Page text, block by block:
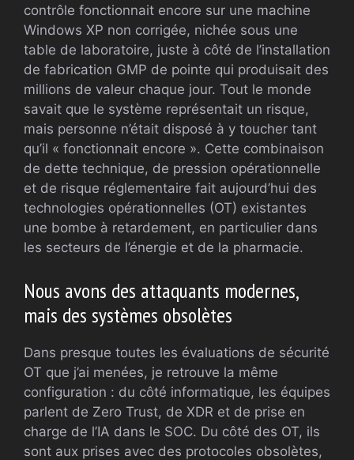
contrôle fonctionnait encore sur une machine
Windows XP non corrigée, nichée sous une
table de laboratoire, juste à côté de l’installation
de fabrication GMP de pointe qui produisait des
millions de valeur chaque jour. Tout le monde
savait que le système représentait un risque,
mais personne n’était disposé à y toucher tant
qu’il « fonctionnait encore ». Cette combinaison
de dette technique, de pression opérationnelle
et de risque réglementaire fait aujourd’hui des
technologies opérationnelles (OT) existantes
une bombe à retardement, en particulier dans
les secteurs de l’énergie et de la pharmacie.
Nous avons des attaquants modernes,
mais des systèmes obsolètes
Dans presque toutes les évaluations de sécurité
OT que j’ai menées, je retrouve la même
configuration : du côté informatique, les équipes
parlent de Zero Trust, de XDR et de prise en
charge de l’IA dans le SOC. Du côté des OT, ils
sont aux prises avec des protocoles obsolètes,